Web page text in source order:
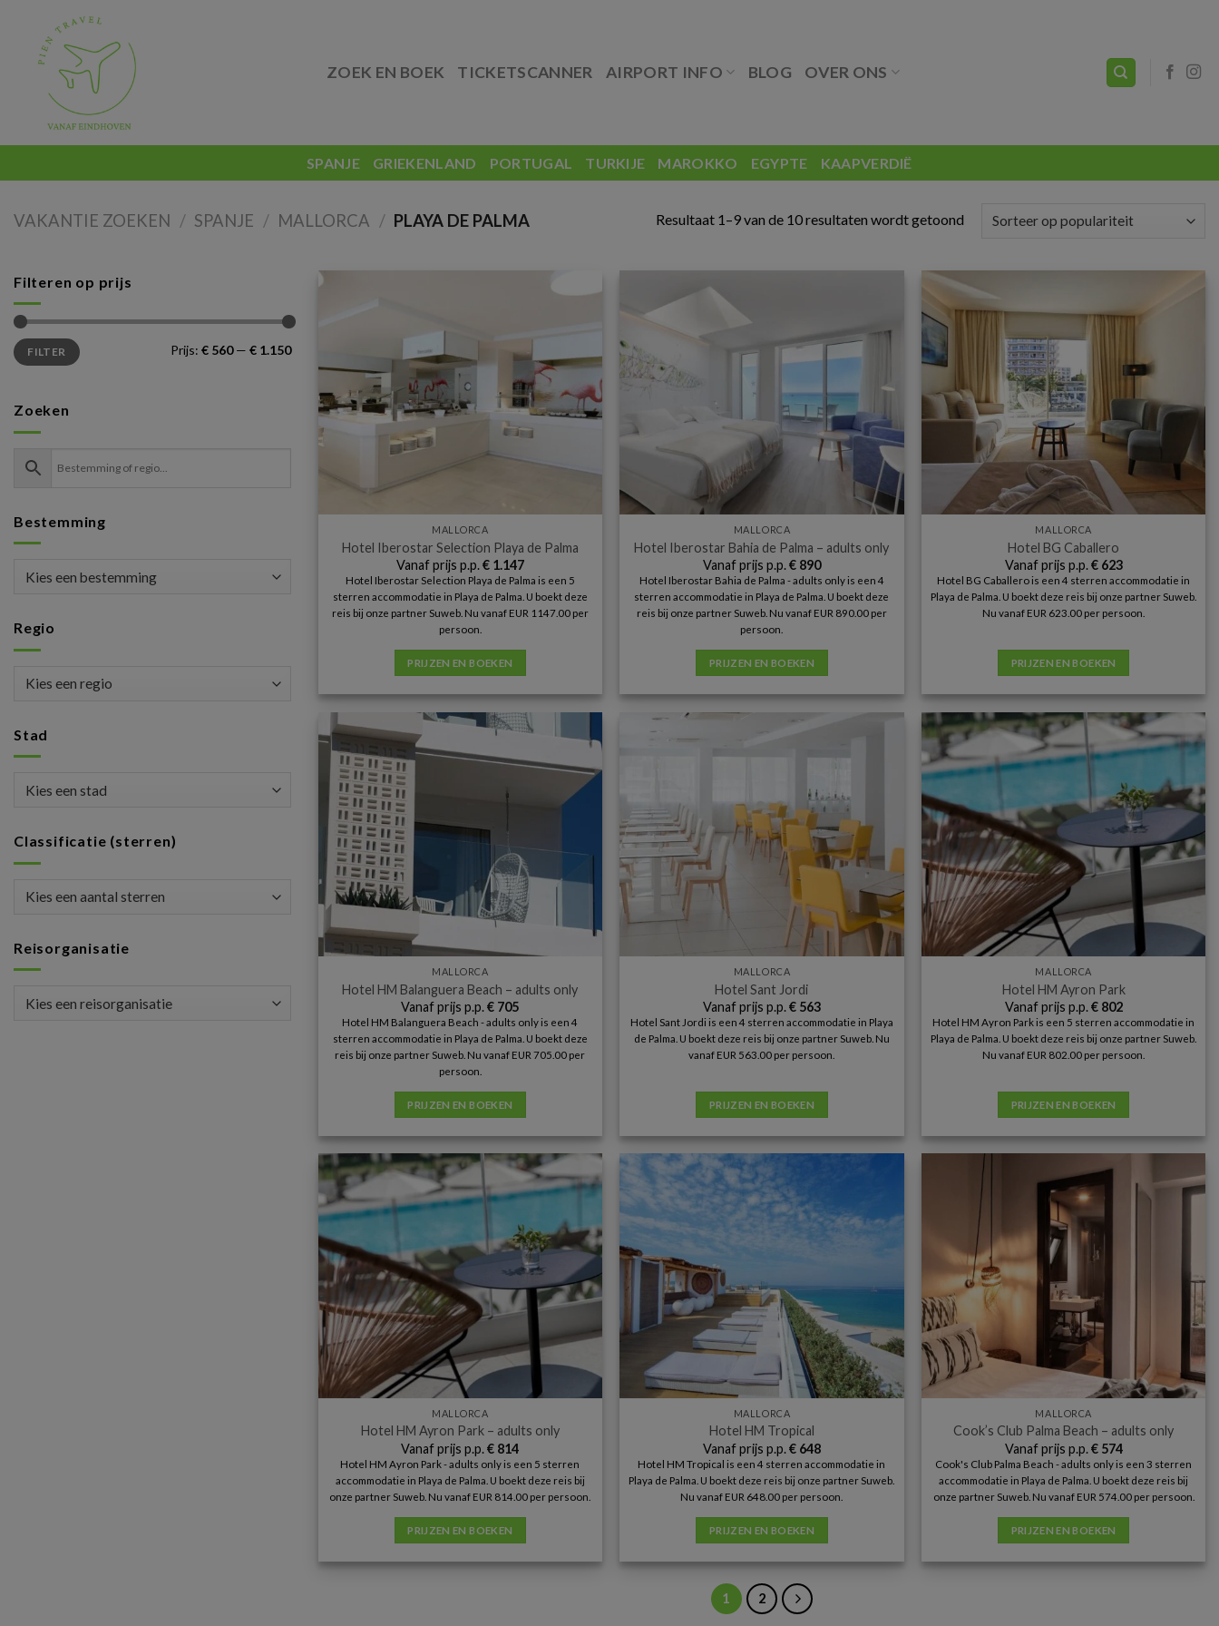
content
ZOEK EN BOEK TICKETSCANNER AIRPORT INFO BLOG OVER ONS
SPANJE GRIEKENLAND PORTUGAL TURKIJE MAROKKO EGYPTE KAAPVERDIË
VAKANTIE ZOEKEN / SPANJE / MALLORCA / PLAYA DE PALMA Resultaat 1–9 van de 10 resultaten wordt getoond
Filteren op prijs
Min.
prijs
Max.
prijsFILTER Prijs: € 560— € 1.150
Zoeken
Bestemming
Regio
Stad
Classificatie (sterren)
Reisorganisatie
MALLORCA
Hotel Iberostar Selection Playa de Palma
Vanaf prijs p.p.€1.147
Hotel Iberostar Selection Playa de Palma is een 5
sterren accommodatie in Playa de Palma. U boekt deze
reis bij onze partner Suweb. Nu vanaf EUR 1147.00 per
persoon.
PRIJZEN EN BOEKEN
MALLORCA
Hotel Iberostar Bahia de Palma – adults only
Vanaf prijs p.p.€890
Hotel Iberostar Bahia de Palma - adults only is een 4
sterren accommodatie in Playa de Palma. U boekt deze
reis bij onze partner Suweb. Nu vanaf EUR 890.00 per
persoon.
PRIJZEN EN BOEKEN
MALLORCA
Hotel BG Caballero
Vanaf prijs p.p.€623
Hotel BG Caballero is een 4 sterren accommodatie in
Playa de Palma. U boekt deze reis bij onze partner Suweb.
Nu vanaf EUR 623.00 per persoon.
PRIJZEN EN BOEKEN
MALLORCA
Hotel HM Balanguera Beach – adults only
Vanaf prijs p.p.€ 705
Hotel HM Balanguera Beach - adults only is een 4
sterren accommodatie in Playa de Palma. U boekt deze
reis bij onze partner Suweb. Nu vanaf EUR 705.00 per
persoon.
PRIJZEN EN BOEKEN
MALLORCA
Hotel Sant Jordi
Vanaf prijs p.p.€563
Hotel Sant Jordi is een 4 sterren accommodatie in Playa
de Palma. U boekt deze reis bij onze partner Suweb. Nu
vanaf EUR 563.00 per persoon.
PRIJZEN EN BOEKEN
MALLORCA
Hotel HM Ayron Park
Vanaf prijs p.p.€802
Hotel HM Ayron Park is een 5 sterren accommodatie in
Playa de Palma. U boekt deze reis bij onze partner Suweb.
Nu vanaf EUR 802.00 per persoon.
PRIJZEN EN BOEKEN
MALLORCA
Hotel HM Ayron Park – adults only
Vanaf prijs p.p.€ 814
Hotel HM Ayron Park - adults only is een 5 sterren
accommodatie in Playa de Palma. U boekt deze reis bij
onze partner Suweb. Nu vanaf EUR 814.00 per persoon.
PRIJZEN EN BOEKEN
MALLORCA
Hotel HM Tropical
Vanaf prijs p.p.€648
Hotel HM Tropical is een 4 sterren accommodatie in
Playa de Palma. U boekt deze reis bij onze partner Suweb.
Nu vanaf EUR 648.00 per persoon.
PRIJZEN EN BOEKEN
MALLORCA
Cook’s Club Palma Beach – adults only
Vanaf prijs p.p.€574
Cook's Club Palma Beach - adults only is een 3 sterren
accommodatie in Playa de Palma. U boekt deze reis bij
onze partner Suweb. Nu vanaf EUR 574.00 per persoon.
PRIJZEN EN BOEKEN
1 2